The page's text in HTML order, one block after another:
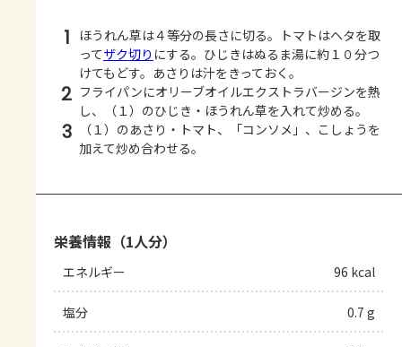
1
ほうれん草は４等分の長さに切る。トマトはヘタを取
ってザク切り にする。ひじきはぬるま湯に約１０分つ
けてもどす。あさりは汁をきっておく。
2 フライパンにオリーブオイルエクストラバージンを熱
し、（１）のひじき・ほうれん草を入れて炒める。
3
（１）のあさり・トマト、「コンソメ」、こしょうを
加えて炒め合わせる。
栄養情報（1人分）
エネルギー 96 kcal
塩分 0.7 g